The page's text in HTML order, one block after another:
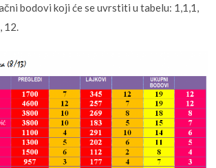
bodovi koji će se uvrstiti u tabelu: 1,1,1,
12.